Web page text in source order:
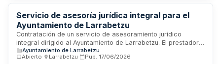
tecnológica propia incluyendo software, equipamiento
informático y conectividad.
Servicio de asesoría jurídica integral para el
Ayuntamiento de Larrabetzu
Contratación de un servicio de asesoramiento jurídico
integral dirigido al Ayuntamiento de Larrabetzu. El prestador
proporcionará asesoría especializada en derecho
administrativo general y local, abarcando materias como
Ayuntamiento de Larrabetzu
Abierto
Larrabetzu Pub. 17/06/2026